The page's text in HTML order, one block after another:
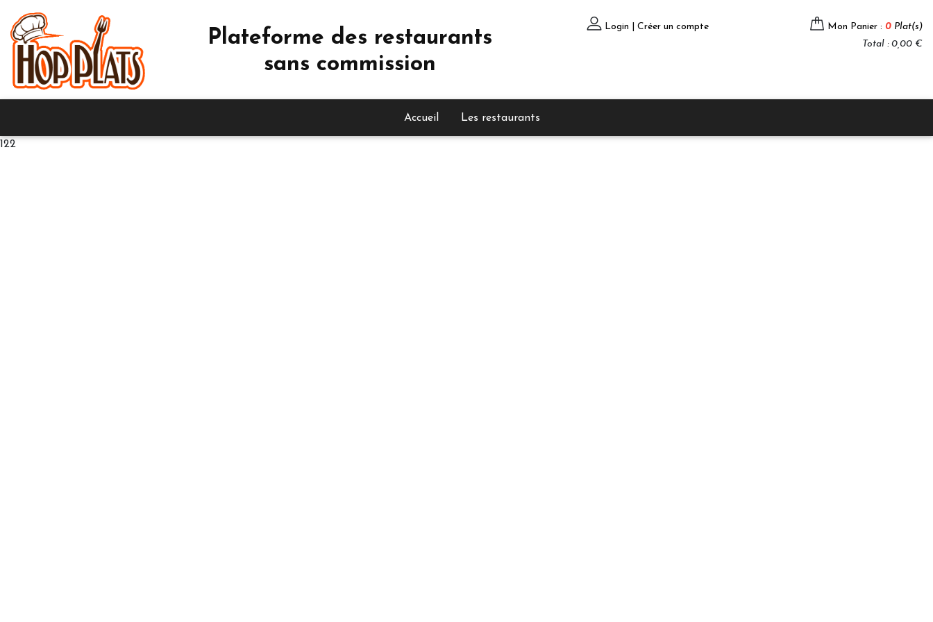
Plateforme des restaurants
sans commission
Login | Créer un compte Mon Panier : 0 Plat(s)
Total : 0,00 €
Accueil Les restaurants
122